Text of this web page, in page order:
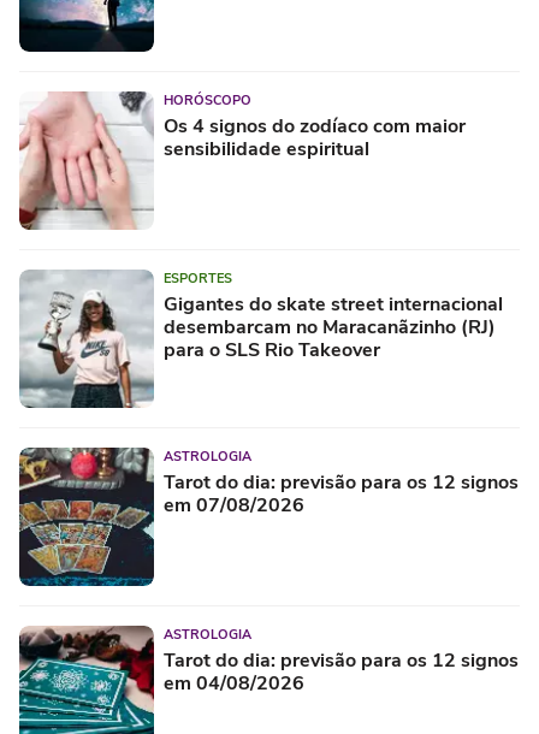
HORÓSCOPO
Os 4 signos do zodíaco com maior
sensibilidade espiritual
ESPORTES
Gigantes do skate street internacional
desembarcam no Maracanãzinho (RJ)
para o SLS Rio Takeover
ASTROLOGIA
Tarot do dia: previsão para os 12 signos
em 07/08/2026
ASTROLOGIA
Tarot do dia: previsão para os 12 signos
em 04/08/2026